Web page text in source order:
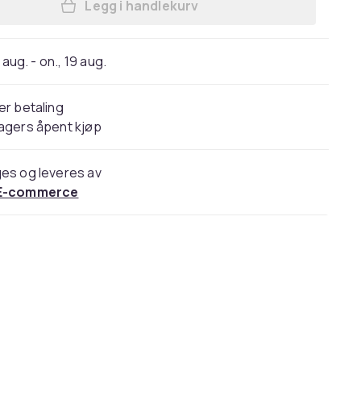
Legg Lord Nelson Victory Hamam
Legg i handlekurv
aug. - on., 19 aug.
betaling
åpent kjøp
og leveres av
commerce